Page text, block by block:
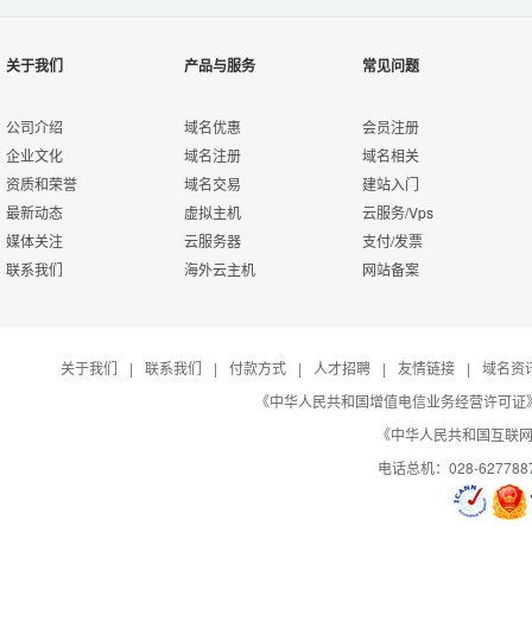
关于我们
公司介绍
企业文化
资质和荣誉
最新动态
媒体关注
联系我们
产品与服务
域名优惠
域名注册
域名交易
虚拟主机
云服务器
海外云主机
常见问题
会员注册
域名相关
建站入门
云服务/Vps
支付/发票
网站备案
关于我们 | 联系我们 | 付款方式 | 人才招聘 | 友情链接 |
域名资
《中华人民共和国增值电信业务经营许可
《中华人民共和国互联
电话总机：028-